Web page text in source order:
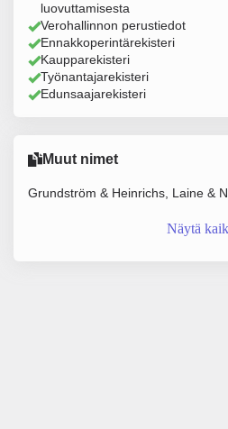
luovuttamisesta
Verohallinnon perustiedot
Ennakkoperintärekisteri
Kaupparekisteri
Työnantajarekisteri
Edunsaajarekisteri
Muut nimet
Grundström & Heinrichs, Laine &
Näytä